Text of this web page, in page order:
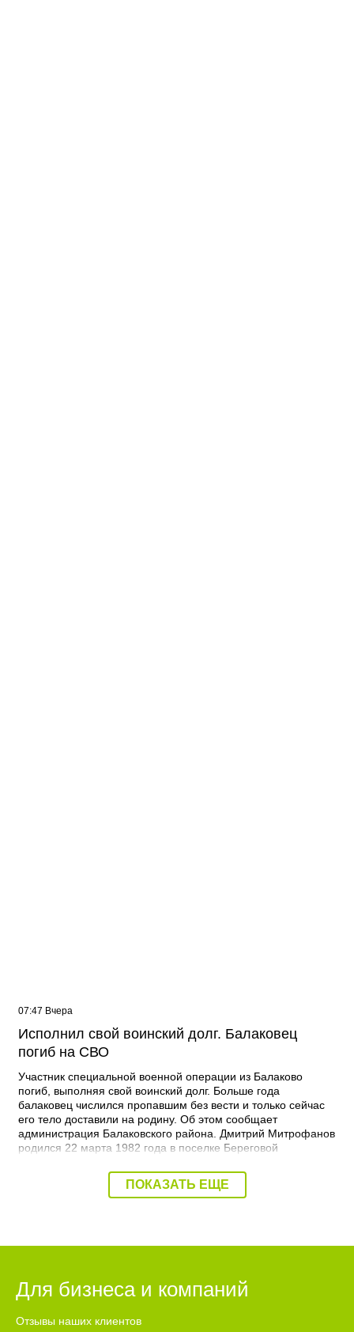
07:47 Вчера
Исполнил свой воинский долг. Балаковец
погиб на СВО
Участник специальной военной операции из Балаково
погиб, выполняя свой воинский долг. Больше года
балаковец числился пропавшим без вести и только сейчас
его тело доставили на родину. Об этом сообщает
администрация Балаковского района. Дмитрий Митрофанов
родился 22 марта 1982 года в поселке Береговой
по специальности психолог. Погиб 19 марта 2025 года при
выполнении специальных задач. - Выражаю
храбрость на поле боя. Мы будем чтить его подвиг, –
в поселке Береговой 6 августа в 14:00 у дома, где проживал
погибший участник СВО.
ПОКАЗАТЬ ЕЩЕ
Для бизнеса и компаний
Отзывы наших клиентов